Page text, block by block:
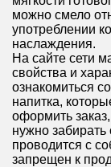
можно смело
употреблении
наслаждения.
На сайте сети
свойства и
ознакомиться
напитка,
оформить заказ,
нужно
проводится с
запрещен к